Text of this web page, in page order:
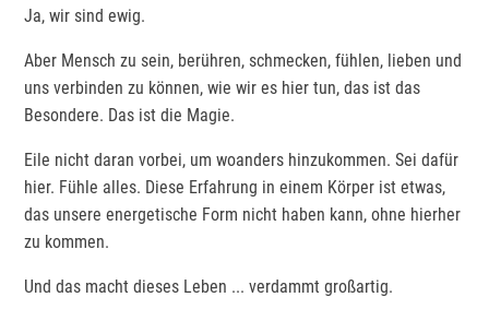
Ja, wir sind ewig.
Aber Mensch zu sein, berühren, schmecken, fühlen, lieben und
uns verbinden zu können, wie wir es hier tun, das ist das
Besondere. Das ist die Magie.
Eile nicht daran vorbei, um woanders hinzukommen. Sei dafür
hier. Fühle alles. Diese Erfahrung in einem Körper ist etwas,
das unsere energetische Form nicht haben kann, ohne hierher
zu kommen.
Und das macht dieses Leben ... verdammt großartig.